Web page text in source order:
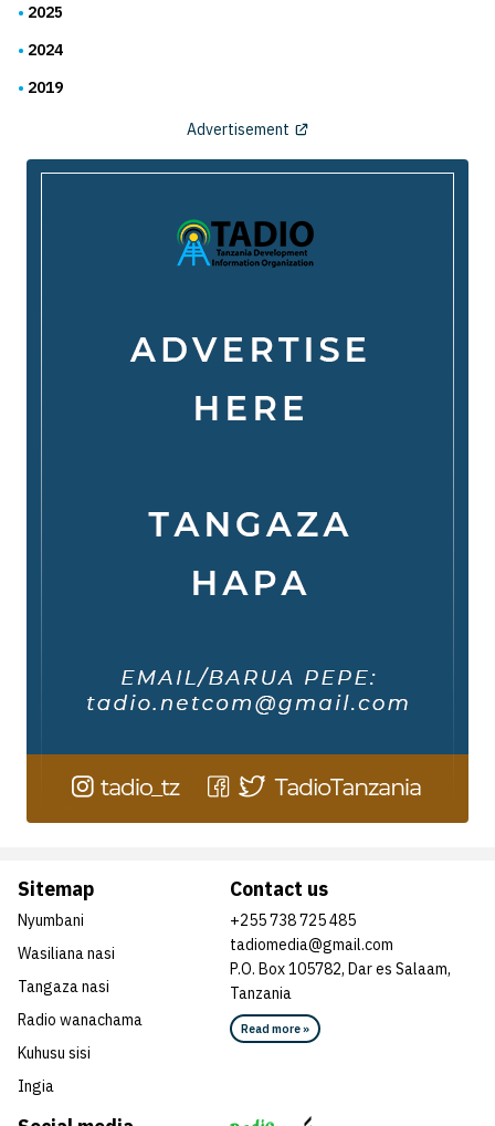
2025
2024
2019
Advertisement
Sitemap
Nyumbani
Wasiliana nasi
Tangaza nasi
Radio wanachama
Kuhusu sisi
Ingia
Contact us
+255 738 725 485
tadiomedia@gmail.com
P.O. Box 105782, Dar es Salaam,
Tanzania
Read more »